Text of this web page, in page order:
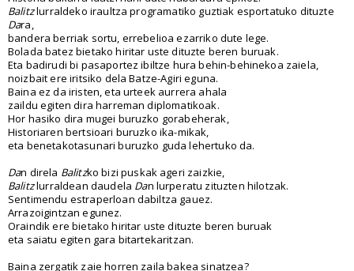
Balitzlurraldeko iraultza programatiko guztiak esportatuko dituzte
Dara,
bandera berriak sortu, errebelioa ezarriko dute lege.
Bolada batez bietako hiritar uste dituzte beren buruak.
Eta badirudi bi pasaportez ibiltze hura behin-behinekoa zaiela,
noizbait ere iritsiko dela Batze-Agiri eguna.
Baina ez da iristen, eta urteek aurrera ahala
zaildu egiten dira harreman diplomatikoak.
Hor hasiko dira mugei buruzko gorabeherak,
Historiaren bertsioari buruzko ika-mikak,
eta benetakotasunari buruzko guda lehertuko da.
Dan direla Balitzko bizi puskak ageri zaizkie,
Balitzlurraldean daudela Dan lurperatu zituzten hilotzak.
Sentimendu estraperloan dabiltza gauez.
Arrazoigintzan egunez.
Oraindik ere bietako hiritar uste dituzte beren buruak
eta saiatu egiten gara bitartekaritzan.
Baina zergatik zaie horren zaila bakea sinatzea?